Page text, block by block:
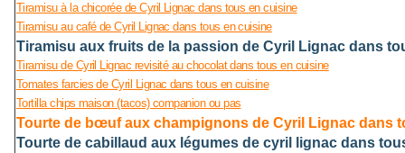
Tiramisu à la chicorée de Cyril Lignac dans tous en cuisine
Tiramisu au café de Cyril Lignac dans tous en cuisine
Tiramisu aux fruits de la passion de Cyril Lignac dans
Tiramisu de Cyril Lignac revisité au chocolat dans tous en cuisine
Tomates farcies de Cyril Lignac dans tous en cuisine
Tortilla chips maison (tacos) companion ou pas
Tourte de bœuf aux champignons de Cyril Lignac dans
Tourte de cabillaud aux légumes de cyril lignac dans